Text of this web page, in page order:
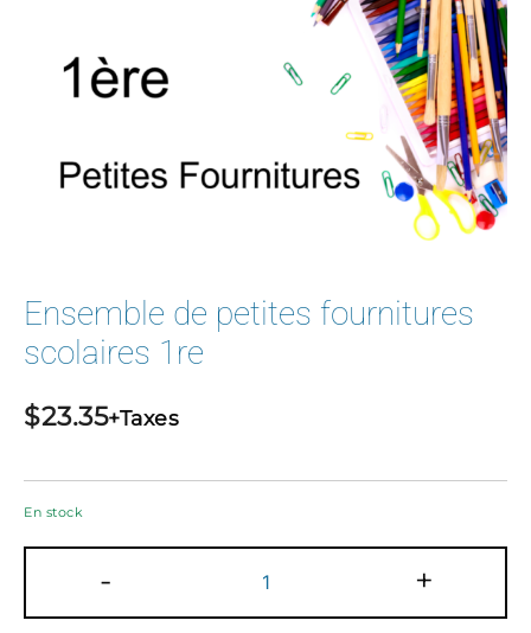
Ensemble de petites fournitures
scolaires 1re
$23.35+Taxes
En stock
-
de
de
+